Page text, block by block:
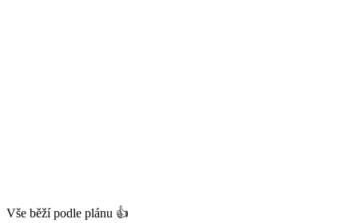
Vše běží podle plánu 👍